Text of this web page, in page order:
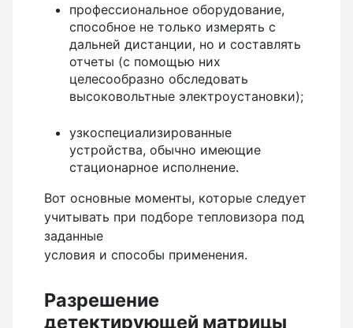
профессиональное оборудование,
способное не только измерять с
дальней дистанции, но и составлять
отчеты (с помощью них
целесообразно обследовать
высоковольтные электроустановки);
узкоспециализированные
устройства, обычно имеющие
стационарное исполнение.
Вот основные моменты, которые следует
учитывать при подборе тепловизора под
заданные
условия и способы применения.
Разрешение
детектирующей матрицы
Мотобуры
Нивелиры
Нивелиры оптические
Нивелиры лазерные ротационные
Показать еще
Приборы вертикального проектирования